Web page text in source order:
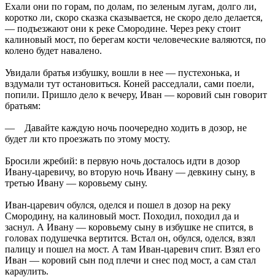
Ехали они по горам, по долам, по зеленым лугам, долго ли,
коротко ли, скоро сказка сказывается, не скоро дело делается,
— подъезжают они к реке Смородине. Через реку стоит
калиновый мост, по берегам кости человеческие валяются, по
колено будет навалено.
Увидали братья избушку, вошли в нее — пустехонька, и
вздумали тут остановиться. Коней расседлали, сами поели,
попили. Пришло дело к вечеру, Иван — коровий сын говорит
братьям:
— Давайте каждую ночь поочередно ходить в дозор, не
будет ли кто проезжать по этому мосту.
Бросили жребий: в первую ночь досталось идти в дозор
Ивану-царевичу, во вторую ночь Ивану — девкину сыну, в
третью Ивану — коровьему сыну.
Иван-царевич обулся, оделся и пошел в дозор на реку
Смородину, на калиновый мост. Походил, походил да и
заснул. А Ивану — коровьему сыну в избушке не спится, в
головах подушечка вертится. Встал он, обулся, оделся, взял
палицу и пошел на мост. А там Иван-царевич спит. Взял его
Иван — коровий сын под плечи и снес под мост, а сам стал
караулить.